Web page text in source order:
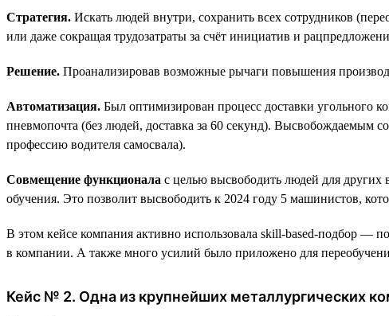
Стратегия. Искать людей внутри, сохранить всех сотрудников
или даже сокращая трудозатраты за счёт инициатив и
Решение. Проанализировав возможные рычаги повышения
Автоматизация. Был оптимизирован процесс доставки угольного
пневмопочта (без людей, доставка за 60 секунд). Высвобождаемым
профессию водителя самосвала).
Совмещение функционала с целью высвободить людей для других
обучения. Это позволит высвободить к 2024 году 5 машинистов,
В этом кейсе компания активно использовала skill-based-подбор —
в компании. А также много усилий было приложено для
Кейс № 2. Одна из крупнейших металлургических